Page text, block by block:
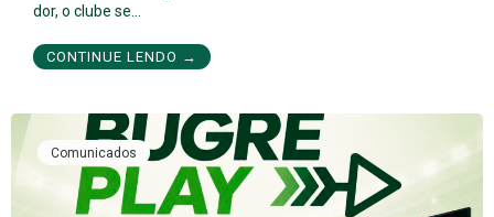
dor, o clube se…
CONTINUE LENDO →
Comunicados